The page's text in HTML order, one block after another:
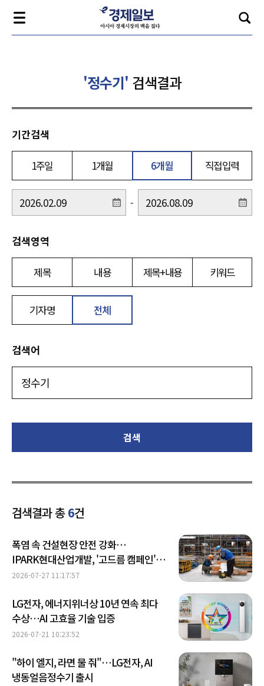
'정수기' 검색결과
기간검색
1주일 1개월 6개월 직접입력
-
검색영역
제목 내용 제목+내용 키워드
기자명 전체
검색어
검색
검색결과 총6건
폭염 속 건설현장 안전 강화…
IPARK현대산업개발, '고드름 캠페인'
운영
2026-07-27 11:17:57
LG전자, 에너지위너상 10년 연속 최다
수상…AI 고효율 기술 입증
2026-07-21 10:23:52
"하이 엘지, 라면 물 줘"…LG전자, AI
냉동얼음정수기 출시